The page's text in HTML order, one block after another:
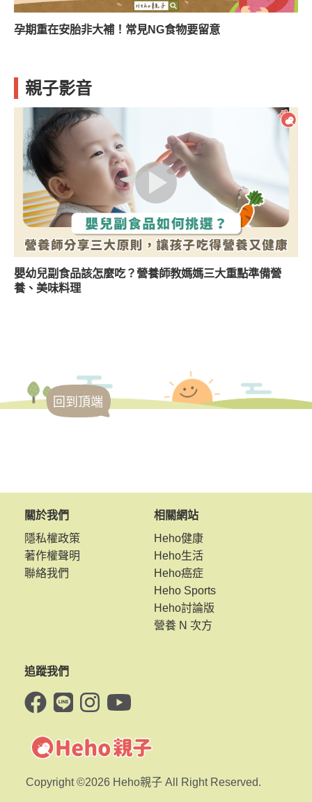
孕期重在安胎非大補！常見NG食物要留意
親子影音
嬰幼兒副食品該怎麼吃？營養師教媽媽三大重點準備營
養、美味料理
回到頂端
Copyright ©2026 Heho親子 All Right Reserved.
關於我們
隱私權政策
著作權聲明
聯絡我們
相關網站
Heho健康
Heho生活
Heho癌症
Heho Sports
Heho討論版
營養 N 次方
追蹤我們